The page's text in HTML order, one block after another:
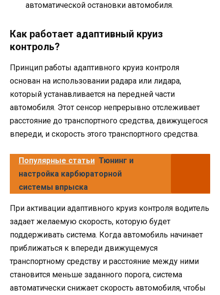
автоматической остановки автомобиля.
Как работает адаптивный круиз
контроль?
Принцип работы адаптивного круиз контроля
основан на использовании радара или лидара,
который устанавливается на передней части
автомобиля. Этот сенсор непрерывно отслеживает
расстояние до транспортного средства, движущегося
впереди, и скорость этого транспортного средства.
Популярные статьи Тюнинг и
настройка карбюраторной
системы впрыска
При активации адаптивного круиз контроля водитель
задает желаемую скорость, которую будет
поддерживать система. Когда автомобиль начинает
приближаться к впереди движущемуся
транспортному средству и расстояние между ними
становится меньше заданного порога, система
автоматически снижает скорость автомобиля, чтобы